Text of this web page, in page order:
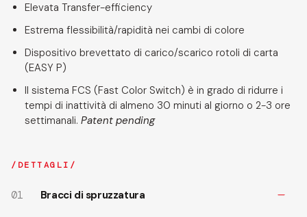
Elevata Transfer-efficiency
Estrema flessibilità/rapidità nei cambi di colore
Dispositivo brevettato di carico/scarico rotoli di carta
(EASY P)
Il sistema FCS (Fast Color Switch) è in grado di ridurre i
tempi di inattività di almeno 30 minuti al giorno o 2-3 ore
settimanali.Patent pending
DETTAGLI
01 Bracci di spruzzatura